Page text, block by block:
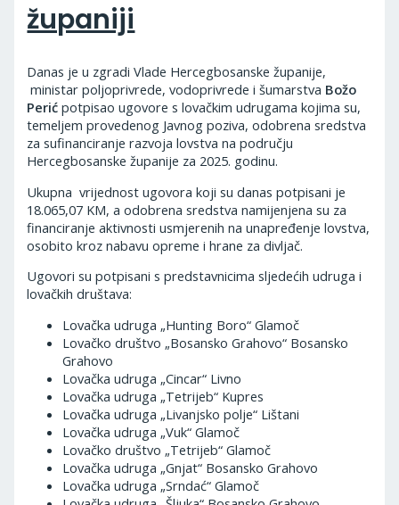
županiji
Danas je u zgradi Vlade Hercegbosanske županije,
ministar poljoprivrede, vodoprivrede i šumarstva Božo
Perić potpisao ugovore s lovačkim udrugama kojima su,
temeljem provedenog Javnog poziva, odobrena sredstva
za sufinanciranje razvoja lovstva na području
Hercegbosanske županije za 2025. godinu.
Ukupna vrijednost ugovora koji su danas potpisani je
18.065,07 KM, a odobrena sredstva namijenjena su za
financiranje aktivnosti usmjerenih na unapređenje lovstva,
osobito kroz nabavu opreme i hrane za divljač.
Ugovori su potpisani s predstavnicima sljedećih udruga i
lovačkih društava:
Lovačka udruga „Hunting Boro“ Glamoč
Lovačko društvo „Bosansko Grahovo“ Bosansko
Grahovo
Lovačka udruga „Cincar“ Livno
Lovačka udruga „Tetrijeb“ Kupres
Lovačka udruga „Livanjsko polje“ Lištani
Lovačka udruga „Vuk“ Glamoč
Lovačko društvo „Tetrijeb“ Glamoč
Lovačka udruga „Gnjat“ Bosansko Grahovo
Lovačka udruga „Srndać“ Glamoč